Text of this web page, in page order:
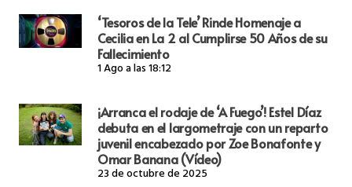
‘Tesoros de la Tele’ Rinde Homenaje a
Cecilia en La 2 al Cumplirse 50 Años de su
Fallecimiento
1 Ago a las 18:12
¡Arranca el rodaje de ‘A Fuego’! Estel Díaz
debuta en el largometraje con un reparto
juvenil encabezado por Zoe Bonafonte y
Omar Banana (Vídeo)
23 de octubre de 2025